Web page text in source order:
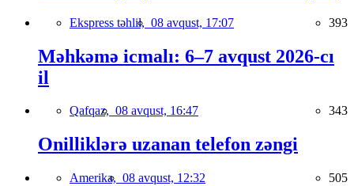
Ekspress təhlil, 08 avqust, 17:07 393
Məhkəmə icmalı: 6–7 avqust 2026-cı
il
Qafqaz, 08 avqust, 16:47 343
Onilliklərə uzanan telefon zəngi
Amerika, 08 avqust, 12:32 505